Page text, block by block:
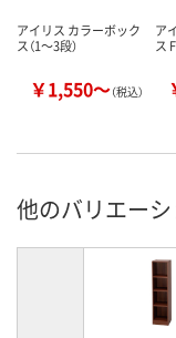
アイリス カラーボック
ス（1～3段）
￥1,550～（税込）
ア
ス
他のバリエー